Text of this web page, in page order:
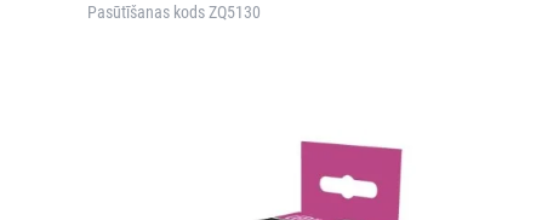
Pasūtīšanas kods ZQ5130